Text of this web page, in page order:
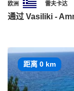
欧洲 雷夫卡达
通过 Vasiliki -
距离 0 km